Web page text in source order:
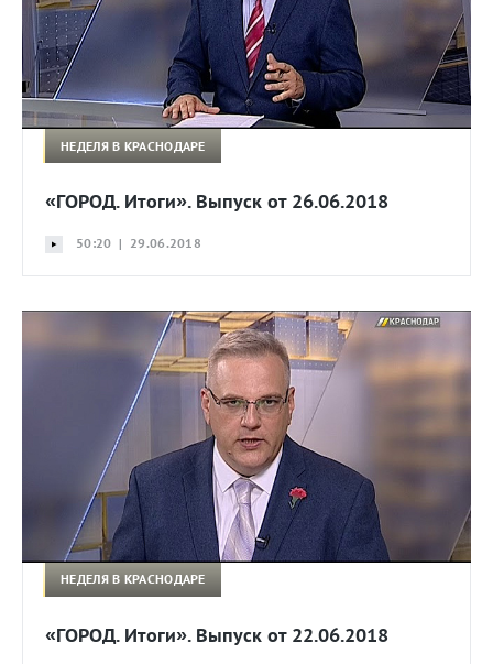
НЕДЕЛЯ В КРАСНОДАРЕ
«ГОРОД. Итоги». Выпуск от 26.06.2018
50:20 | 29.06.2018
НЕДЕЛЯ В КРАСНОДАРЕ
«ГОРОД. Итоги». Выпуск от 22.06.2018